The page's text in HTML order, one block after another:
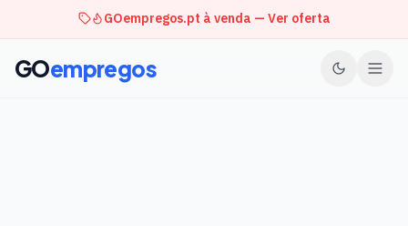
GOempregos.pt à venda — Ver oferta
GOempregos